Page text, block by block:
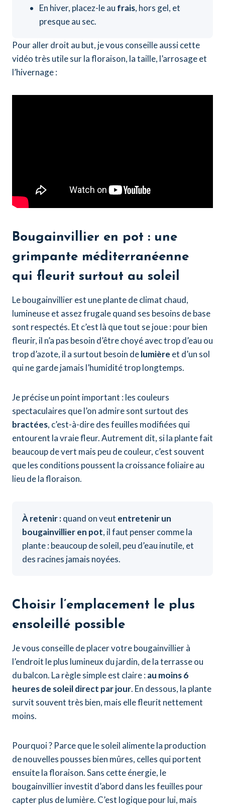
En hiver, placez-le au frais, hors gel, et
presque au sec.
Pour aller droit au but, je vous conseille aussi cette
vidéo très utile sur la floraison, la taille, l’arrosage et
l’hivernage :
Bougainvillier en pot : une
grimpante méditerranéenne
qui fleurit surtout au soleil
Le bougainvillier est une plante de climat chaud,
lumineuse et assez frugale quand ses besoins de base
sont respectés. Et c’est là que tout se joue : pour bien
fleurir, il n’a pas besoin d’être choyé avec trop d’eau ou
trop d’azote, il a surtout besoin delumière et d’un sol
qui ne garde jamais l’humidité trop longtemps.
Je précise un point important : les couleurs
spectaculaires que l’on admire sont surtout des
bractées, c’est-à-dire des feuilles modifiées qui
entourent la vraie fleur. Autrement dit, si la plante fait
beaucoup de vert mais peu de couleur, c’est souvent
que les conditions poussent la croissance foliaire au
lieu de la floraison.
À retenir :quand on veut entretenir un
bougainvillier en pot, il faut penser comme la
plante : beaucoup de soleil, peu d’eau inutile, et
des racines jamais noyées.
Choisir l’emplacement le plus
ensoleillé possible
Je vous conseille de placer votre bougainvillier à
l’endroit le plus lumineux du jardin, de la terrasse ou
du balcon. La règle simple est claire :au moins 6
heures de soleil direct par jour. En dessous, la plante
survit souvent très bien, mais elle fleurit nettement
moins.
Pourquoi ? Parce que le soleil alimente la production
de nouvelles pousses bien mûres, celles qui portent
ensuite la floraison. Sans cette énergie, le
bougainvillier investit d’abord dans les feuilles pour
capter plus de lumière. C’est logique pour lui, mais